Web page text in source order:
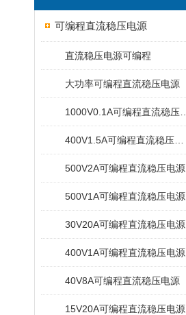
可编程直流稳压电源
直流稳压电源可编程
大功率可编程直流稳压电源
500V2A可编程直流稳压电源
500V1A可编程直流稳压电源
30V20A可编程直流稳压电源
400V1A可编程直流稳压电源
40V8A可编程直流稳压电源
15V20A可编程直流稳压电源